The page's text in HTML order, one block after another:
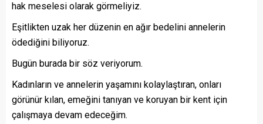
hak meselesi olarak görmeliyiz.
Eşitlikten uzak her düzenin en ağır bedelini annelerin
ödediğini biliyoruz.
Bugün burada bir söz veriyorum.
Kadınların ve annelerin yaşamını kolaylaştıran, onları
görünür kılan, emeğini tanıyan ve koruyan bir kent için
çalışmaya devam edeceğim.